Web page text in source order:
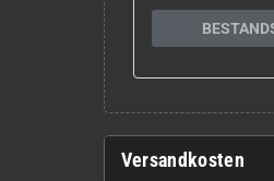
Versandkosten